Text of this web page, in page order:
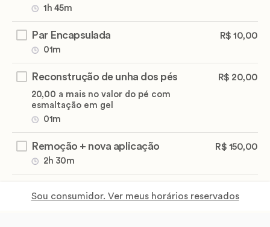
1h 45m
Par Encapsulada
01m
R$ 10,00
Reconstrução de unha dos pés
20,00 a mais no valor do pé com
esmaltação em gel
01m
R$ 20,00
Remoção + nova aplicação
2h 30m
R$ 150,00
Profissional
Sou consumidor. Ver meus horários reservados